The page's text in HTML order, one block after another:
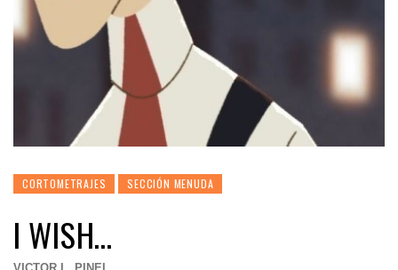
CORTOMETRAJES SECCIÓN MENUDA
I WISH…